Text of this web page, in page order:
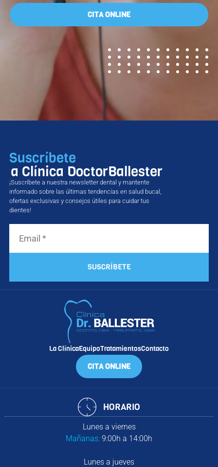
CITA ONLINE
Suscríbete
a Clínica DoctorBallester
¡Suscríbete a nuestra newsletter dental y mantente
informado sobre las últimas tendencias en salud bucal,
ofertas exclusivas y consejos útiles para cuidar tus
dientes!
SUSCRÍBETE
La ClínicaEquipoTratamientosContacto
CITA ONLINE
HORARIO
Lunes a viernes
Mañanas: 9:00h a 14:00h
Lunes a jueves